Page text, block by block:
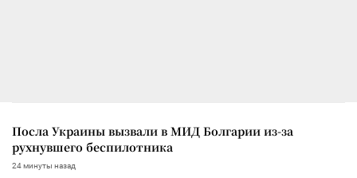
Посла Украины вызвали в МИД Болгарии из-за
рухнувшего беспилотника
24 минуты назад